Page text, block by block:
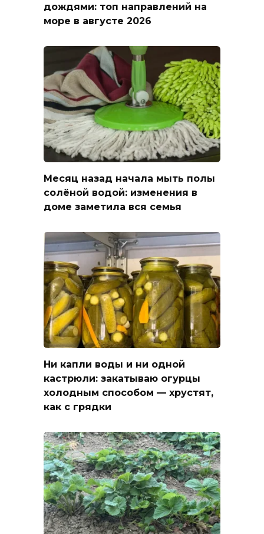
дождями: топ направлений на
море в августе 2026
Месяц назад начала мыть полы
солёной водой: изменения в
доме заметила вся семья
Ни капли воды и ни одной
кастрюли: закатываю огурцы
холодным способом — хрустят,
как с грядки